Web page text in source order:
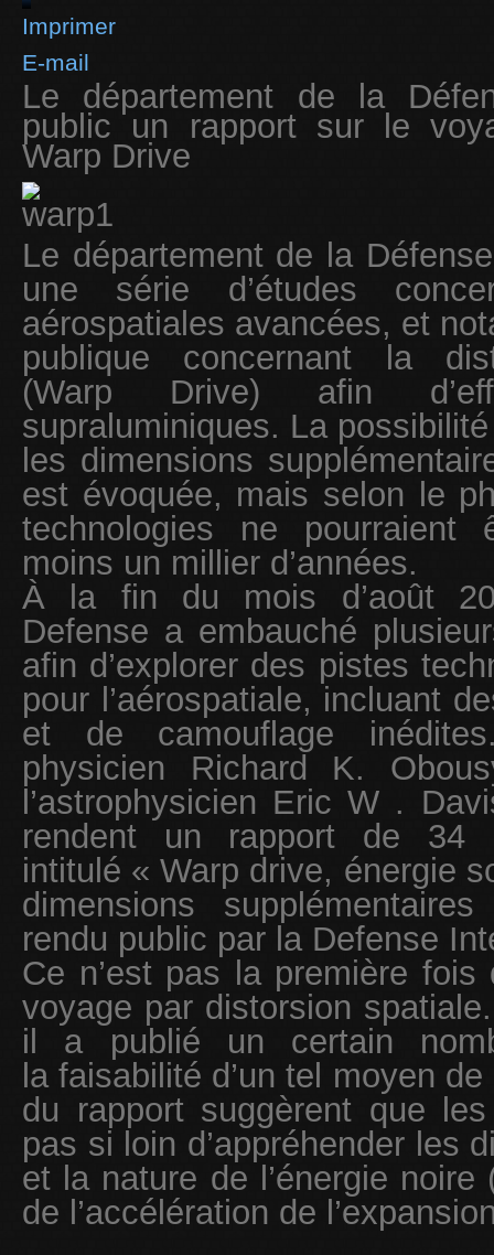
Imprimer
E-mail
Le département de la
public un rapport sur le
Warp Drive
Le département de la
une série d’études
aérospatiales avancées, et
publique concernant la
(Warp Drive) afin
supraluminiques. La possibilité
les dimensions
est évoquée, mais selon le
technologies ne pourraient
moins un millier d’années.
À la fin du mois d’août
Defense a embauché
afin d’explorer des pistes
pour l’aérospatiale, incluant
et de camouflage
physicien Richard K.
l’astrophysicien Eric W .
rendent un rapport de
intitulé « Warp drive, énergie
dimensions
rendu public par la Defense
Ce n’est pas la première fois
voyage par distorsion
il a publié un certain
la faisabilité d’un tel moyen
du rapport suggèrent que
pas si loin d’appréhender les
et la nature de l’énergie noire
de l’accélération de